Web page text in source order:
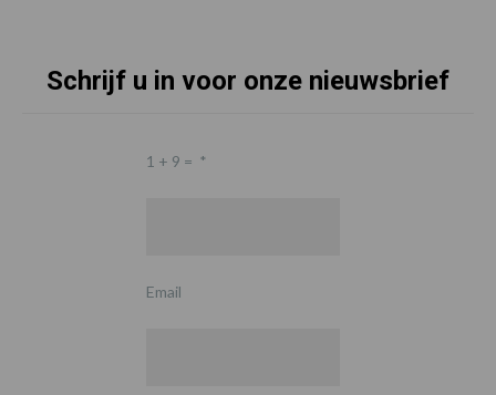
Schrijf u in voor onze nieuwsbrief
1 + 9 = *
Email